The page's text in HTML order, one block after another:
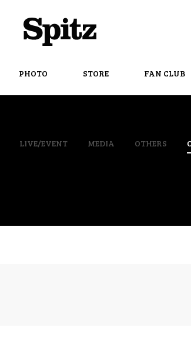
PHOTO STORE FAN CLUB
LIVE/EVENT MEDIA OTHERS